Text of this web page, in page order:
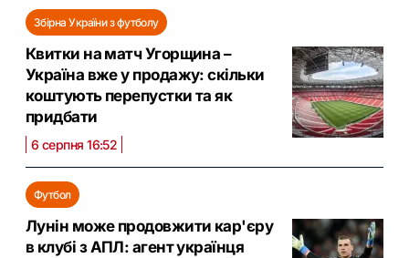
Збірна України з футболу
Квитки на матч Угорщина –
Україна вже у продажу: скільки
коштують перепустки та як
придбати
6 серпня 16:52
Футбол
Лунін може продовжити кар'єру
в клубі з АПЛ: агент українця